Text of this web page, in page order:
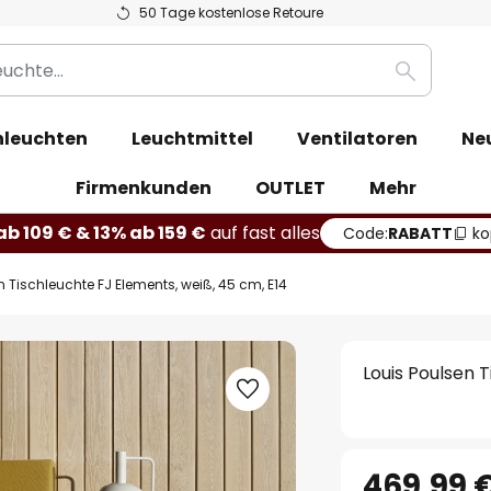
50 Tage kostenlose Retoure
Suche
Leuchtmittel Ventilatoren
Firmenkunden
OUTLET
Mehr
109 € & 13% ab 159 € auf fast alles Code:RABATT
Tischleuchte FJ Elements, weiß, 45 cm, E14
Louis Poulsen